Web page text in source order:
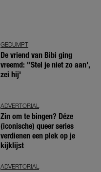
GEDUMPT
De vriend van Bibi ging
vreemd: ''Stel je niet zo aan',
zei hij'
ADVERTORIAL
Zin om te bingen? Déze
(iconische) queer series
verdienen een plek op je
kijklijst
ADVERTORIAL